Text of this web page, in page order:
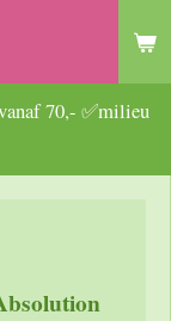
70,- ✅milieu